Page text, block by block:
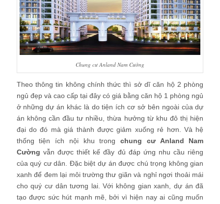
Chung cư Anland Nam Cường
Theo thông tin không chính thức thì sở dĩ căn hộ 2 phòng
ngủ đẹp và cao cấp tại đây có giá bằng căn hộ 1 phòng ngủ
ở những dự án khác là do tiện ích cơ sở bên ngoài của dự
án không cần đầu tư nhiều, thừa hưởng từ khu đô thị hiện
đại do đó mà giá thành được giảm xuống rẻ hơn. Và hệ
thống tiện ích nội khu trongchung cư Anland Nam
Cường vẫn được thiết kế đầy đủ đáp ứng nhu cầu riêng
của quý cư dân. Đặc biệt dự án được chú trọng không gian
xanh để đem lại môi trường thư giãn và nghỉ ngơi thoải mái
cho quý cư dân tương lai. Với không gian xanh, dự án đã
tạo được sức hút mạnh mẽ, bởi vì hiện nay ai cũng muốn